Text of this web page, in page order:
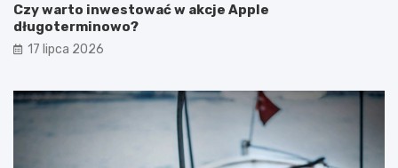
Czy warto inwestować w akcje Apple
długoterminowo?
17 lipca 2026